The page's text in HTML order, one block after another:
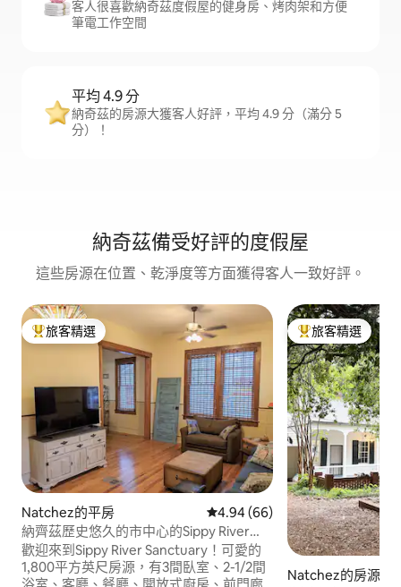
客人很喜歡納奇茲度假屋的健身房、烤肉架和方便
筆電工作空間
平均 4.9 分
納奇茲的房源大獲客人好評，平均 4.9 分（滿分 5
分）！
納奇茲備受好評的度假屋
這些房源在位置、乾淨度等方面獲得客人一致好評。
旅客精選榜首
旅客精選
Natchez的平房 從 66 則評價中獲得 4.94 的平均
4.94 (66)
納齊茲歷史悠久的市中心的Sippy River
Sanctuary
歡迎來到Sippy River Sanctuary！可愛的
1,800平方英尺房源，有3間臥室、2-1/2間
旅客精選榜首
旅客精選
Natchez的房源